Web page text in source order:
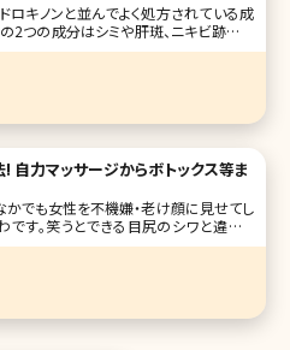
ロキノンと並んでよく処方されている成
の2つの成分はシミや肝斑、ニキビ跡など
ことが多い組み合わせです。ハイドロキ
とも呼ばれるほど美白効果が高い成分
レチノインがどのようなはたらきをする
か
自力マッサージからボトックス等ま
かでも女性を不機嫌・老け顔に見せてし
す。笑うとできる目尻のシワと違って
怒っている人」というネガティブな印象
ピーなできごとも遠ざかってしまうかも
のしわを解消・予防するにはどうしたら